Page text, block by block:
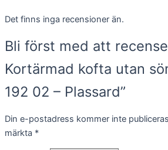
Det finns inga recensioner än.
Bli först med att
Kortärmad kofta utan
192 02 – Plassard”
Din e-postadress kommer inte
märkta *